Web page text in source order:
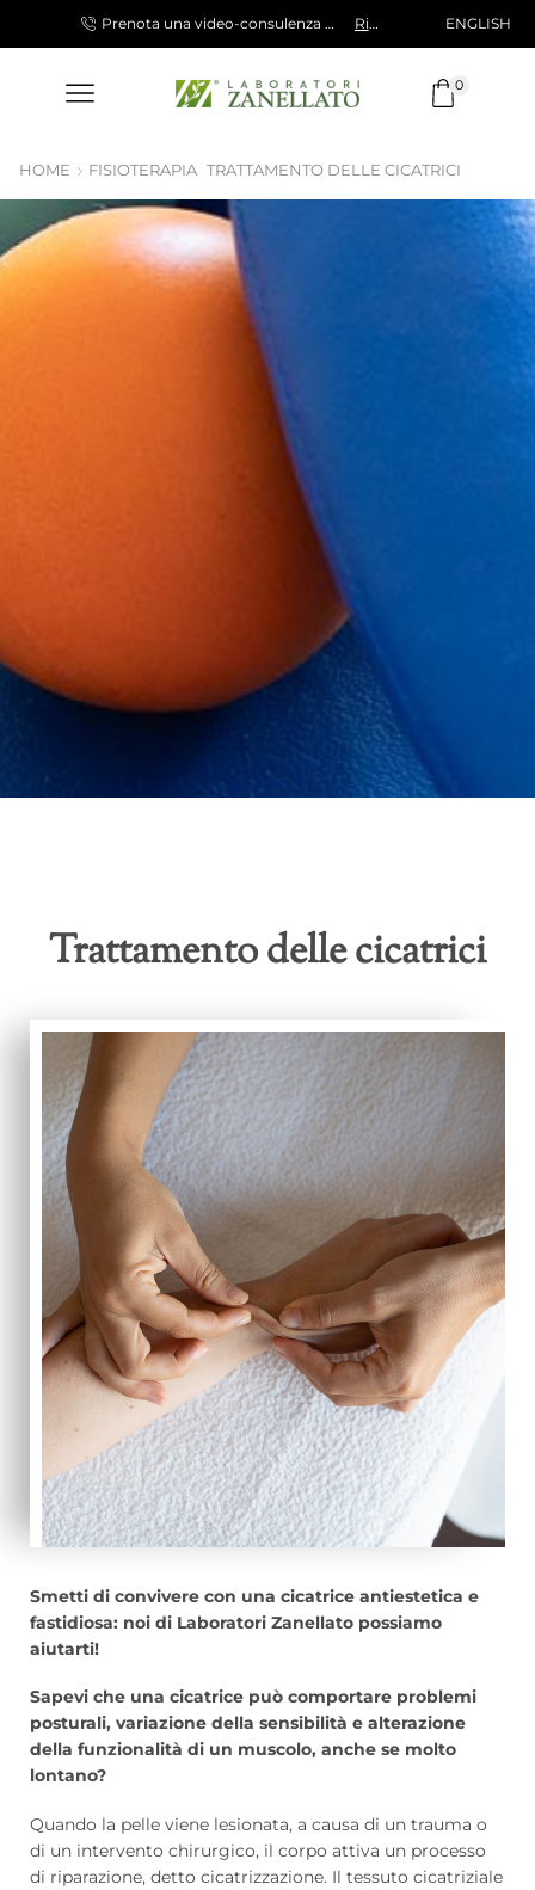
Prenota una video-consulenza gratuita con la nostra specialista Richiedi ENGLISH
0
HOME FISIOTERAPIA TRATTAMENTO DELLE CICATRICI
Trattamento delle cicatrici
Smetti di convivere con una cicatrice antiestetica e
fastidiosa: noi di Laboratori Zanellato possiamo
aiutarti!
Sapevi che una cicatrice può comportare problemi
posturali, variazione della sensibilità e alterazione
della funzionalità di un muscolo, anche se molto
lontano?
Quando la pelle viene lesionata, a causa di un trauma o
di un intervento chirurgico, il corpo attiva un processo
di riparazione, detto cicatrizzazione. Il tessuto cicatriziale